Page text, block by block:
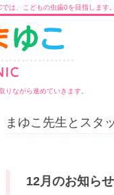
は、こどもの虫歯0を目指します
りながら進めていきます。
まゆこ先生とスタ
12月のお知らせ